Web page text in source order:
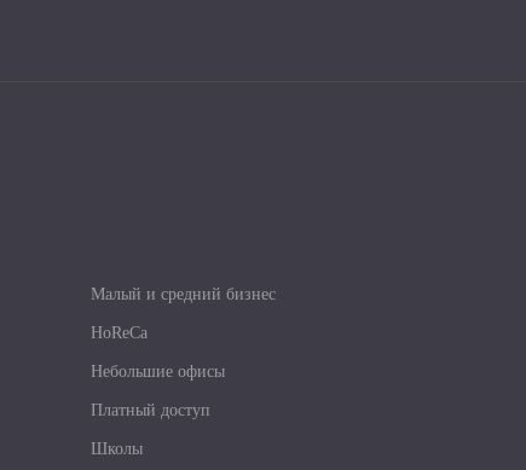
Малый и средний бизнес
HoReCa
Небольшие офисы
Платный доступ
Школы